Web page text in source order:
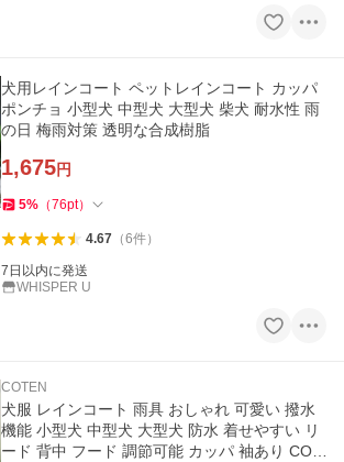
犬用レインコート ペットレインコート カッパ
ポンチョ 小型犬 中型犬 大型犬 柴犬 耐水性 雨
の日 梅雨対策 透明な合成樹脂
1,675円
5% （76pt）
4.67（6件）
7日以内に発送
WHISPER U
COTEN
犬服 レインコート 雨具 おしゃれ 可愛い 撥水
機能 小型犬 中型犬 大型犬 防水 着せやすい リ
ード 背中 フード 調節可能 カッパ 袖あり COT